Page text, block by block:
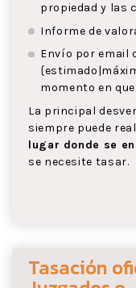
propiedad y las
Informe de
Envío por email
momento en
La principal
siempre puede
lugar donde se
se necesite tasar.
Tasación